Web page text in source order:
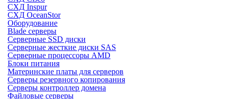
СХД Inspur
СХД OceanStor
Оборудование
Blade серверы
Серверные SSD диски
Cерверные жесткие диски SAS
Серверные процессоры AMD
Блоки питания
Материнские платы для серверов
Серверы резервного копирования
Серверы контроллер домена
Файловые серверы